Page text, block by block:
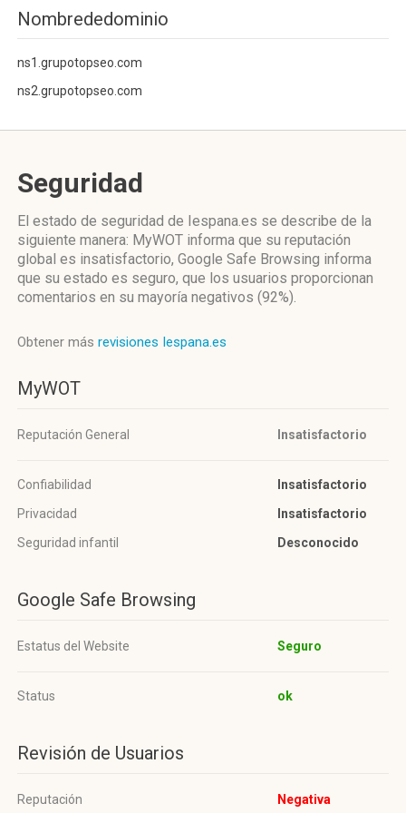
Nombrededominio
ns1.grupotopseo.com
ns2.grupotopseo.com
Seguridad
El estado de seguridad de Iespana.es se describe de la
siguiente manera: MyWOT informa que su reputación
global es insatisfactorio, Google Safe Browsing informa
que su estado es seguro, que los usuarios proporcionan
comentarios en su mayoría negativos (92%).
Obtener más revisiones Iespana.es
MyWOT
Reputación General Insatisfactorio
Confiabilidad
Insatisfactorio
Privacidad
Insatisfactorio
Seguridad infantil
Desconocido
Google Safe Browsing
Estatus del Website Seguro
Status ok
Revisión de Usuarios
Reputación Negativa